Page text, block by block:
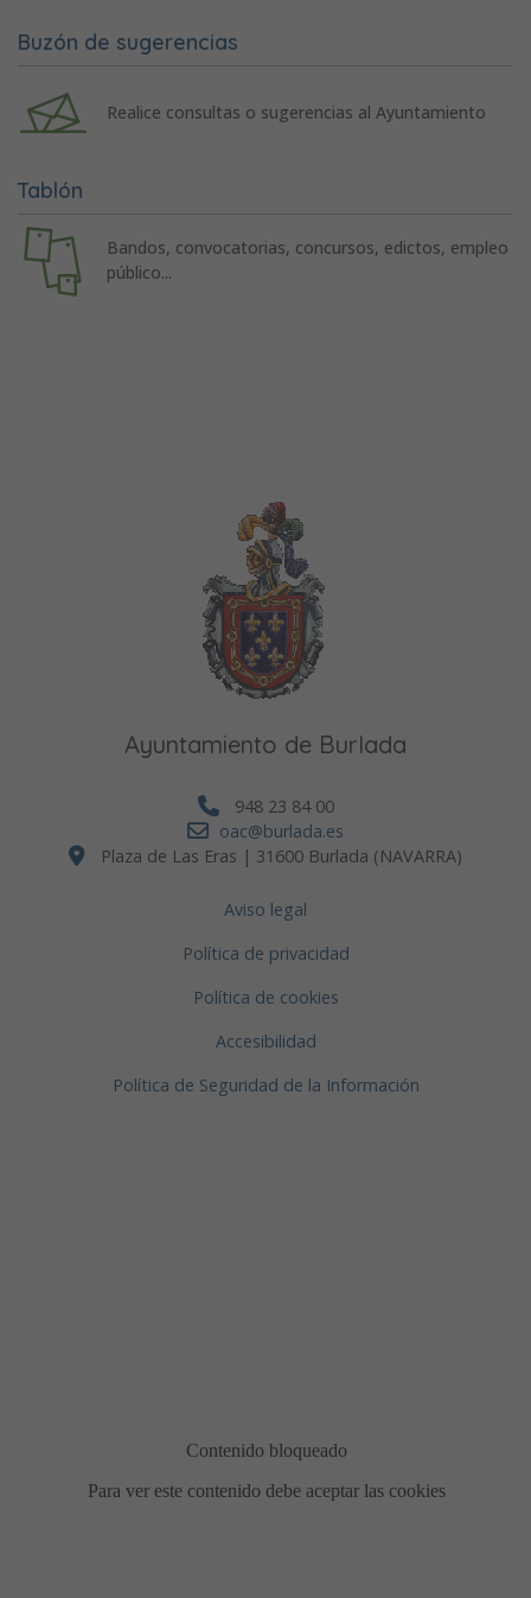
Buzón de sugerencias
Realice consultas o sugerencias al Ayuntamiento
Tablón
Bandos, convocatorias, concursos, edictos, empleo
público...
Ayuntamiento de Burlada
948 23 84 00
oac@burlada.es
Plaza de Las Eras | 31600 Burlada (NAVARRA)
Aviso legal
Política de privacidad
Política de cookies
Accesibilidad
Política de Seguridad de la Información